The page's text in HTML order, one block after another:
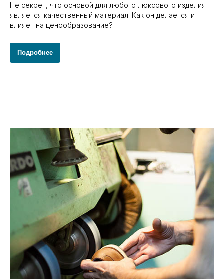
Не секрет, что основой для любого люксового изделия
является качественный материал. Как он делается и
влияет на ценообразование?
Подробнее